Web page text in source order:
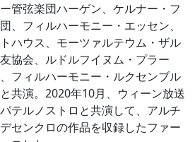
管弦楽団ハーゲン、ケルナー・フ
、フィルハーモニー・エッセン、
ハウス、モーツァルテウム・ザル
協会、ルドルフイヌム・プラー
フィルハーモニー・ルクセンブル
共演。2020年10月、ウィーン放送
テルノストロと共演して、アルチ
センクロの作品を収録したファー